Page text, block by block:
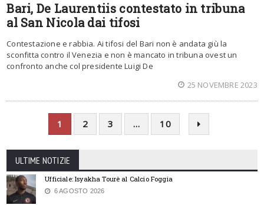
Bari, De Laurentiis contestato in tribuna
al San Nicola dai tifosi
Contestazione e rabbia. Ai tifosi del Bari non è andata giù la
sconfitta contro il Venezia e non è mancato in tribuna ovest un
confronto anche col presidente Luigi De
25 NOVEMBRE 2023
1 2 3 … 10
ULTIME NOTIZIE
Ufficiale: Isyakha Tourè al Calcio Foggia
6 AGOSTO 2026